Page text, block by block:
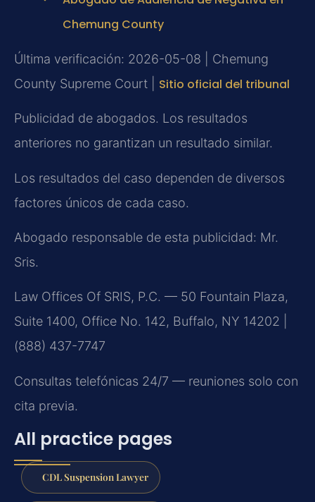
Chemung County
Última verificación: 2026-05-08 | Chemung
County Supreme Court | Sitio oficial del tribunal
Publicidad de abogados. Los resultados
anteriores no garantizan un resultado similar.
Los resultados del caso dependen de diversos
factores únicos de cada caso.
Abogado responsable de esta publicidad: Mr.
Sris.
Law Offices Of SRIS, P.C. — 50 Fountain Plaza,
Suite 1400, Office No. 142, Buffalo, NY 14202 |
(888) 437-7747
Consultas telefónicas 24/7 — reuniones solo con
cita previa.
All practice pages
CDL Suspension Lawyer